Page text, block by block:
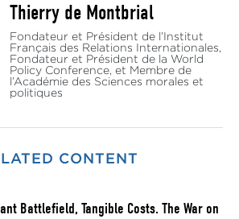
Thierry de Montbrial
Fondateur et Président de l’Institut
Français des Relations Internationales,
Fondateur et Président de la World
Policy Conference, et Membre de
l’Académie des Sciences morales et
politiques
CONTENT
Battlefield, Tangible Costs. The War on